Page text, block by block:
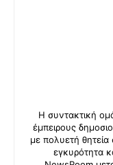
Η συντακτική
έμπειρους
με πολυετή
εγκυρότητα